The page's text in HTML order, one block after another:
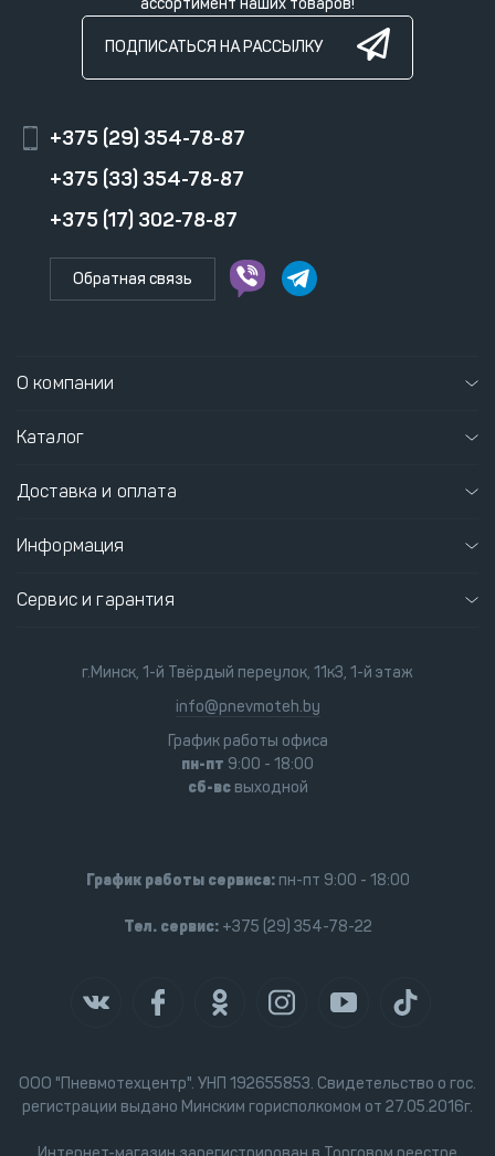
ПОДПИСАТЬСЯ НА РАССЫЛКУ
+375 (29) 354-78-87
+375 (33) 354-78-87
+375 (17) 302-78-87
Обратная связь
О компании
Каталог
Доставка и оплата
Информация
Сервис и гарантия
ООО "Пневмотехцентр". УНП 192655853. Свидетельство о гос.
регистрации выдано Минским горисполкомом от 27.05.2016г.
г.Минск, 1-й Твёрдый переулок, 11к3, 1-й этаж
info@pnevmoteh.by
График работы офиса
пн-пт 9:00 - 18:00
сб-всвыходной
График работы сервиса:пн-пт 9:00 - 18:00
Тел. сервис:+375 (29) 354-78-22